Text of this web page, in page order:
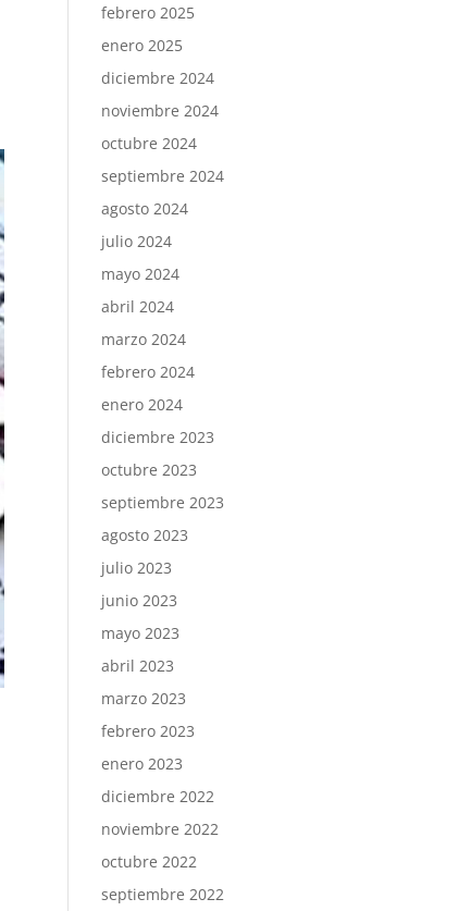
febrero 2025
enero 2025
diciembre 2024
noviembre 2024
octubre 2024
septiembre 2024
agosto 2024
julio 2024
mayo 2024
abril 2024
marzo 2024
febrero 2024
enero 2024
diciembre 2023
octubre 2023
septiembre 2023
agosto 2023
julio 2023
junio 2023
mayo 2023
abril 2023
marzo 2023
febrero 2023
enero 2023
diciembre 2022
noviembre 2022
octubre 2022
septiembre 2022